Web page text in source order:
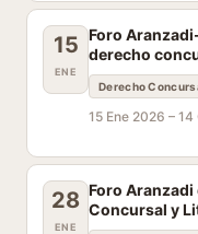
15
ENE
Foro
derecho
Derecho
15 Ene 2026 – 14
28
ENE
Foro
Concursal y